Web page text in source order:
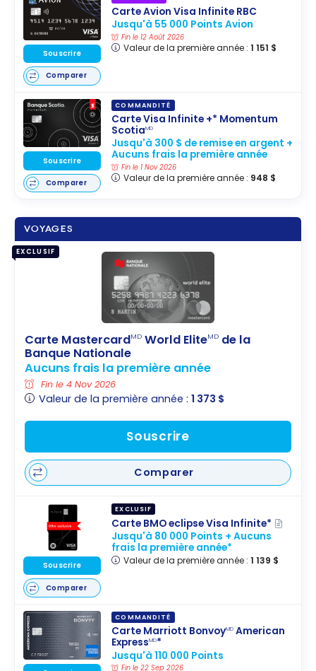
Carte Avion Visa Infinite RBC
Jusqu'à 55 000 Points Avion
Fin le 12 Août 2026
Valeur de la première année : 1 151 $
Souscrire
Comparer
COMMANDITÉ
Carte Visa Infinite +* Momentum
ScotiaMD
Jusqu'à 300 $ de remise en argent +
Aucuns frais la première année
Fin le 1 Nov 2026
Valeur de la première année : 948 $
Souscrire
Comparer
VOYAGES
EXCLUSIF
Carte MastercardMD World EliteMD de la
Banque Nationale
Aucuns frais la première année
Fin le 4 Nov 2026
Valeur de la première année :1 373 $
Souscrire
Comparer
EXCLUSIF
Carte BMO eclipse Visa Infinite*
Jusqu'à 80 000 Points + Aucuns
frais la première année*
Valeur de la première année : 1 139 $
Souscrire
Comparer
COMMANDITÉ
Carte Marriott BonvoyMD American
ExpressMD*
Jusqu'à 110 000 Points
Fin le 22 Sep 2026